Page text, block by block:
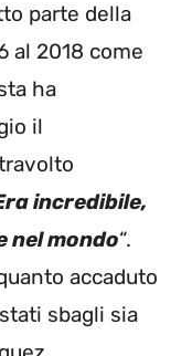
parte della
al 2018 come
ha
il
incredibile,
nel mondo“.
accaduto
sbagli sia